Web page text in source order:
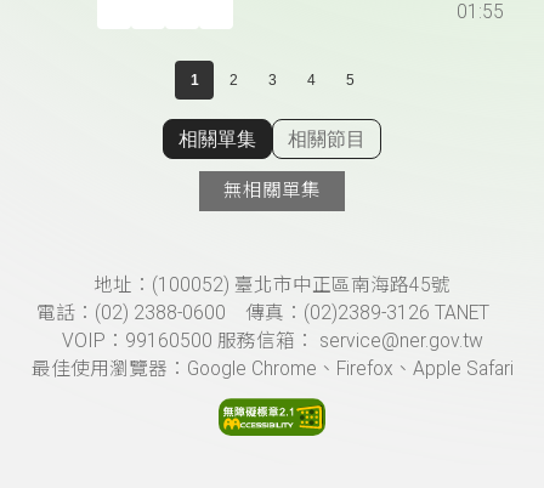
01:55
1 2 3 4 5
顯示相關單集
相關單集 相關節目
無相關單集
頁尾資訊地址：(100052) 臺北市中正區南海路45號
電話：(02) 2388-0600 傳真：(02)2389-3126 TANET
VOIP：99160500 服務信箱： service@ner.gov.tw
最佳使用瀏覽器：Google Chrome、Firefox、Apple Safari